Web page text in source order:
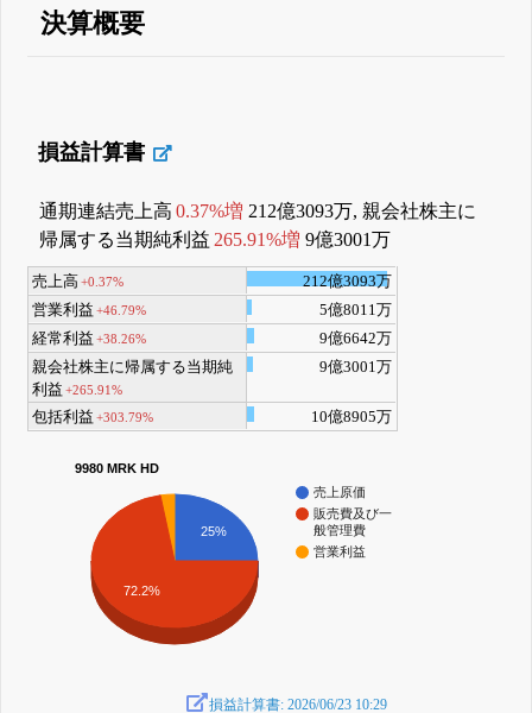
決算概要
損益計算書
通期連結売上高 0.37%増 212億3093万, 親会社株主に
帰属する当期純利益 265.91%増 9億3001万
売上高+0.37%
212億3093万
営業利益 +46.79%
5億8011万
経常利益 +38.26%
9億6642万
親会社株主に帰属する当期純
利益 +265.91%
9億3001万
包括利益 +303.79% 10億8905万
9980 MRK HD
売上原価
販売費及び一
般管理費
営業利益
25%
72.2%
損益計算書: 2026/06/23 10:29